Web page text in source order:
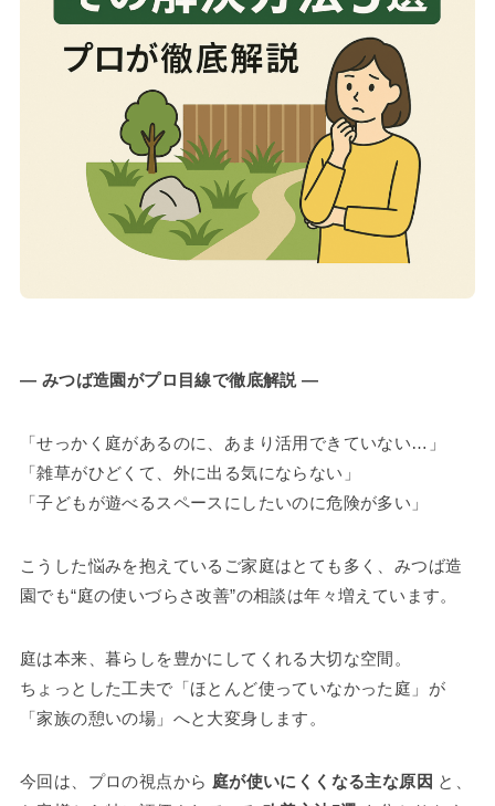
― みつば造園がプロ目線で徹底解説 ―
「せっかく庭があるのに、あまり活用できていない…」
「雑草がひどくて、外に出る気にならない」
「子どもが遊べるスペースにしたいのに危険が多い」
こうした悩みを抱えているご家庭はとても多く、みつば造
園でも“庭の使いづらさ改善”の相談は年々増えています。
庭は本来、暮らしを豊かにしてくれる大切な空間。
ちょっとした工夫で「ほとんど使っていなかった庭」が
「家族の憩いの場」へと大変身します。
今回は、プロの視点から 庭が使いにくくなる主な原因 と、